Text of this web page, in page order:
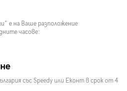
е на Ваше разположение
часове:
със Speedy или Еконт в срок от 4